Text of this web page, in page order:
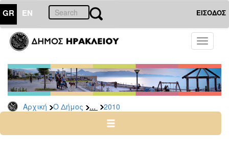
GR EN ΕΙΣΟΔΟΣ
Toggle
Αρχική Ο Δήμος ... 2010
ΔΗΜΟΣ
Δελτία
Τύπου
Αρχείο
2026
2024